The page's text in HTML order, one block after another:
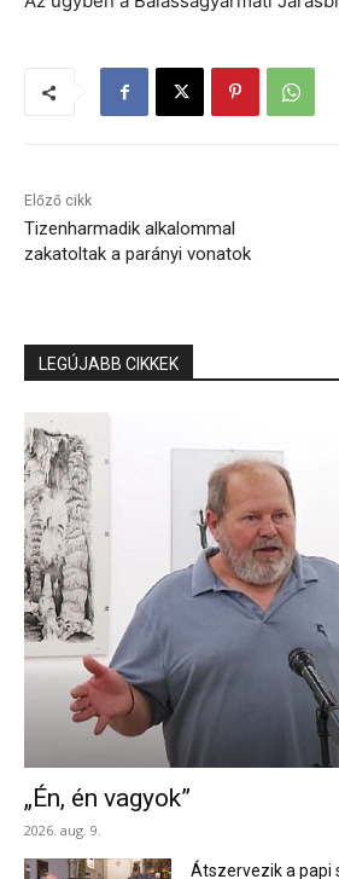
Előző cikk
Tizenharmadik alkalommal
zakatoltak a parányi vonatok
LEGÚJABB CIKKEK
„Én, én vagyok”
2026. aug. 9.
Átszervezik a papi